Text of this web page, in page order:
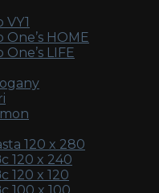
VY1
One’s HOME
LIFE
120 x 280
120 x 240
120 x 120